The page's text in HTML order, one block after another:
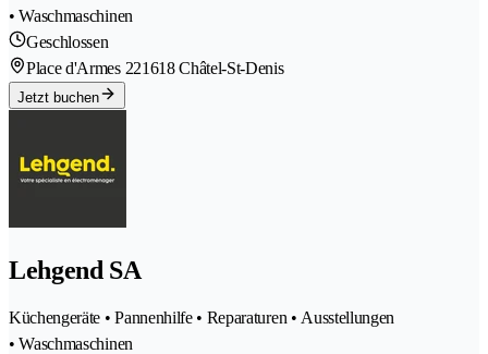
• Waschmaschinen
Geschlossen
Place d'Armes 221618 Châtel-St-Denis
Jetzt buchen
Lehgend SA
Küchengeräte • Pannenhilfe • Reparaturen • Ausstellungen
• Waschmaschinen